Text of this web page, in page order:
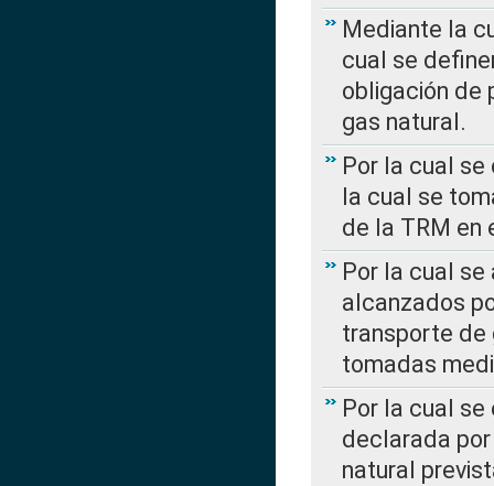
Mediante la
cual se
obligación de
gas natural.
Por la cual se
la cual se
de la TRM en
Por la cual
alcanzados
transporte de
tomadas
Por la cual
declarada
natural